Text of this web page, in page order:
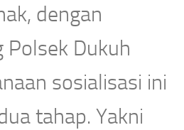
dengan
Polsek Dukuh
sosialisasi ini
tahap. Yakni